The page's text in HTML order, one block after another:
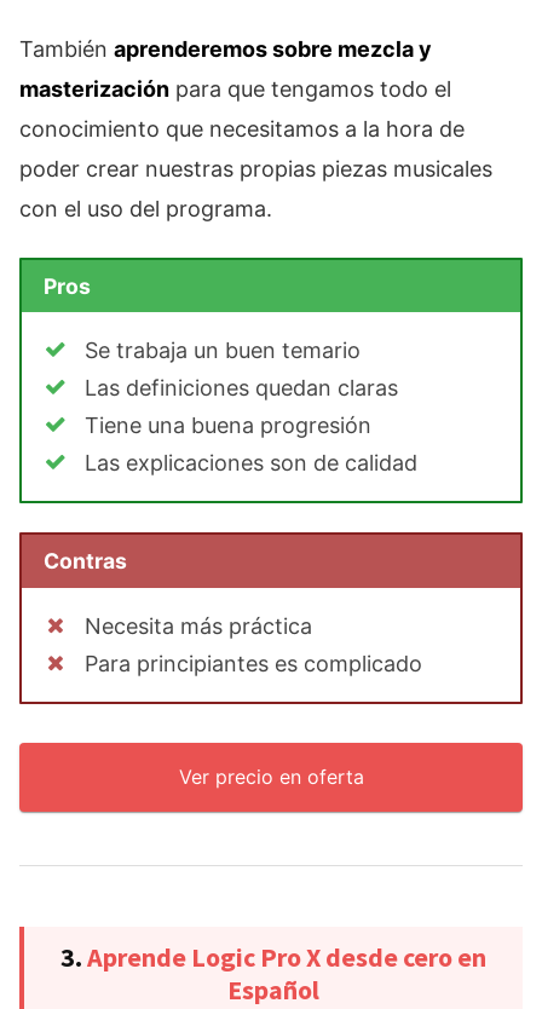
También aprenderemos sobre mezcla y
masterización para que tengamos todo el
conocimiento que necesitamos a la hora de
poder crear nuestras propias piezas musicales
con el uso del programa.
Pros
Se trabaja un buen temario
Las definiciones quedan claras
Tiene una buena progresión
Las explicaciones son de calidad
Contras
Necesita más práctica
Para principiantes es complicado
Ver precio en oferta
3.Aprende Logic Pro X desde cero en
Español